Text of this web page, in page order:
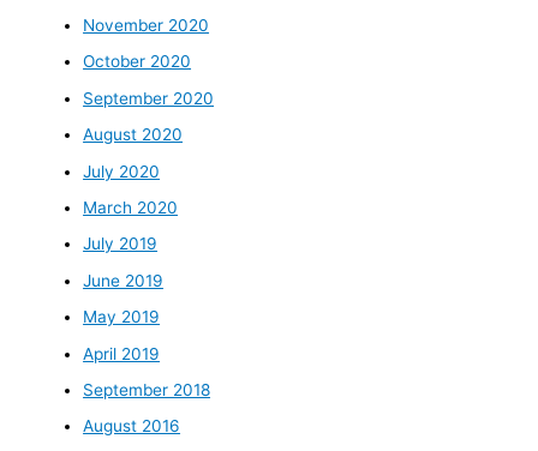
November 2020
October 2020
September 2020
August 2020
July 2020
March 2020
July 2019
June 2019
May 2019
April 2019
September 2018
August 2016